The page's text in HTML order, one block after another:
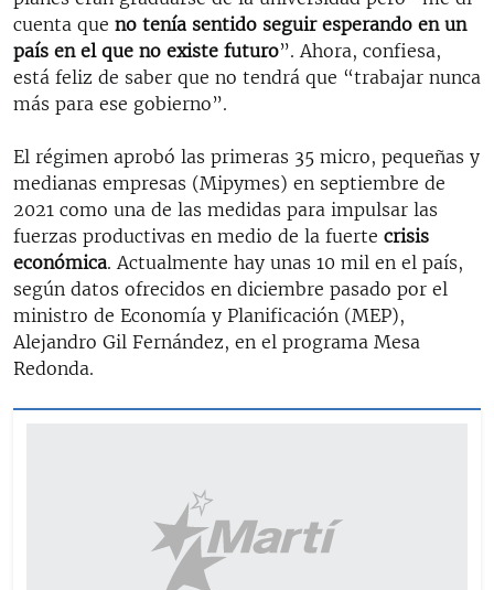
cuenta que no tenía sentido seguir esperando en un
país en el que no existe futuro”. Ahora, confiesa,
está feliz de saber que no tendrá que “trabajar nunca
más para ese gobierno”.
El régimen aprobó las primeras 35 micro, pequeñas y
medianas empresas (Mipymes) en septiembre de
2021 como una de las medidas para impulsar las
fuerzas productivas en medio de la fuerte crisis
económica. Actualmente hay unas 10 mil en el país,
según datos ofrecidos en diciembre pasado por el
ministro de Economía y Planificación (MEP),
Alejandro Gil Fernández, en el programa Mesa
Redonda.